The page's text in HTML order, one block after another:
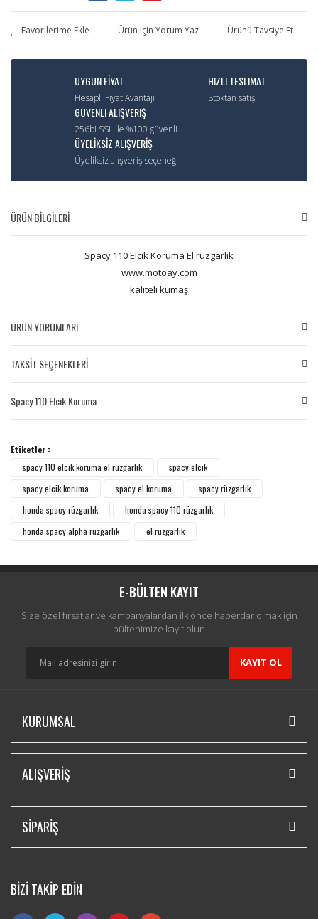
Ürün için Yorum Yaz Ürünü Tavsiye Et
UYGUN FİYAT
Hesaplı Fiyat Avantajı
HIZLI TESLIMAT
Stoktan satış
GÜVENLI ALIŞVERIŞ
256bi SSL ile %100 güvenli
ÜYELİKSİZ ALIŞVERİŞ
Üyeliksiz alışveriş seçeneği
ÜRÜN BİLGİLERİ
Spacy 110 Elcik Koruma El rüzgarlık
www.motoay.com
kalıtelı kumaş
ÜRÜN YORUMLARI
Yorum Yaz
TAKSİT SEÇENEKLERİ
Spacy 110 Elcik Koruma
Etiketler :
spacy 110 elcik koruma el rüzgarlık
spacy elcik
spacy elcik koruma
spacy el koruma
spacy rüzgarlık
honda spacy rüzgarlık
honda spacy 110 rüzgarlık
honda spacy alpha rüzgarlık
el rüzgarlık
E-BÜLTEN KAYIT
Size özel fırsatlar ve kampanyalardan ilk önce haberdar olmak için
bültenimize kayıt olun
KAYIT OL
KURUMSAL
ALIŞVERİŞ
SİPARİŞ
BİZİ TAKİP EDİN